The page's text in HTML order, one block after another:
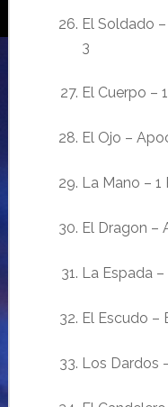
El Soldado
3
El Cuerpo –
El Ojo –
La Mano – 1
El Dragon –
La Espada –
El Escudo –
Los Dardos